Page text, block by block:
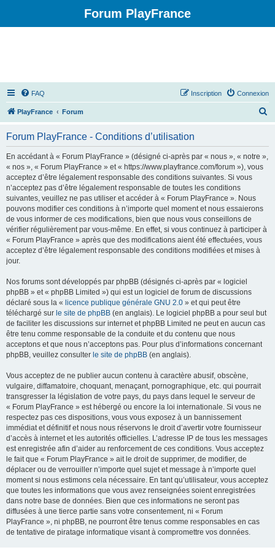
Forum PlayFrance
FAQ Connexion
Inscription
PlayFrance Forum
Forum PlayFrance - Conditions d’utilisation
En accédant à « Forum PlayFrance » (désigné ci-après par « nous », « notre »,
« nos », « Forum PlayFrance » et « https://www.playfrance.com/forum »), vous
acceptez d’être légalement responsable des conditions suivantes. Si vous
n’acceptez pas d’être légalement responsable de toutes les conditions
suivantes, veuillez ne pas utiliser et accéder à « Forum PlayFrance ». Nous
pouvons modifier ces conditions à n’importe quel moment et nous essaierons
de vous informer de ces modifications, bien que nous vous conseillons de
vérifier régulièrement par vous-même. En effet, si vous continuez à participer à
« Forum PlayFrance » après que des modifications aient été effectuées, vous
acceptez d’être légalement responsable des conditions modifiées et mises à
jour.
Nos forums sont développés par phpBB (désignés ci-après par « logiciel
phpBB » et « phpBB Limited ») qui est un logiciel de forum de discussions
déclaré sous la « licence publique générale GNU 2.0 » et qui peut être
téléchargé sur le site de phpBB (en anglais). Le logiciel phpBB a pour seul but
de faciliter les discussions sur internet et phpBB Limited ne peut en aucun cas
être tenu comme responsable de la conduite et du contenu que nous
acceptons et que nous n’acceptons pas. Pour plus d’informations concernant
phpBB, veuillez consulter le site de phpBB (en anglais).
Vous acceptez de ne publier aucun contenu à caractère abusif, obscène,
vulgaire, diffamatoire, choquant, menaçant, pornographique, etc. qui pourrait
transgresser la législation de votre pays, du pays dans lequel le serveur de
« Forum PlayFrance » est hébergé ou encore la loi internationale. Si vous ne
respectez pas ces dispositions, vous vous exposez à un bannissement
immédiat et définitif et nous nous réservons le droit d’avertir votre fournisseur
d’accès à internet et les autorités officielles. L’adresse IP de tous les messages
est enregistrée afin d’aider au renforcement de ces conditions. Vous acceptez
le fait que « Forum PlayFrance » ait le droit de supprimer, de modifier, de
déplacer ou de verrouiller n’importe quel sujet et message à n’importe quel
moment si nous estimons cela nécessaire. En tant qu’utilisateur, vous acceptez
que toutes les informations que vous avez renseignées soient enregistrées
dans notre base de données. Bien que ces informations ne seront pas
diffusées à une tierce partie sans votre consentement, ni « Forum
PlayFrance », ni phpBB, ne pourront être tenus comme responsables en cas
de tentative de piratage informatique visant à compromettre vos données.